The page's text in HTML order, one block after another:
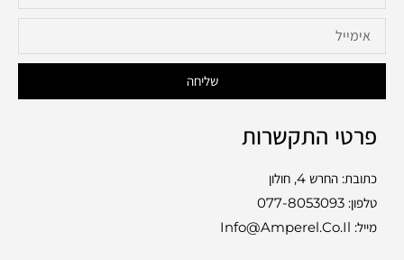
שליחה
פרטי התקשרות
כתובת: החרש 4, חולון
טלפון: 077-8053093
מייל: Info@amperel.co.il